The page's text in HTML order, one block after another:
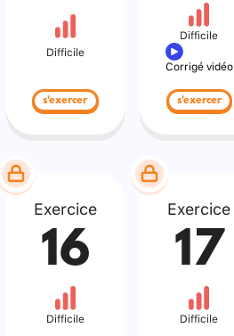
Difficile
s'exercer
Difficile
Corrigé vidéo
s'exercer
Exercice
16
Difficile
Exercice
17
Difficile